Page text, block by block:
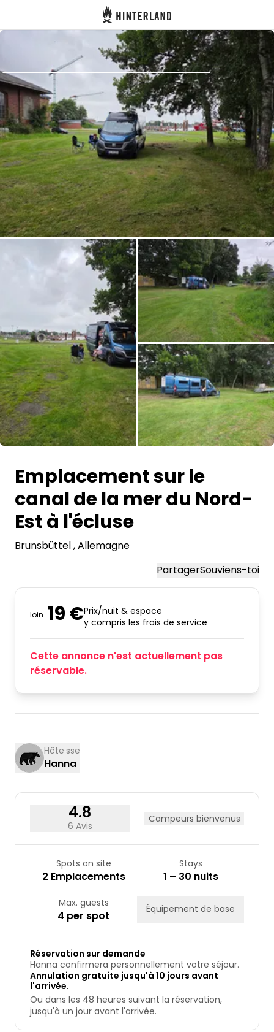
Hinterland
Se connecter
Créer un compte
Devenir hôte·sse
Emplacements
Hébergements
Demande à Howdy
Inspiration photo
Conseils et inspirations
Récits d'aventures
Bons cadeaux
Shop
Contact
Select language
Emplacement sur le
canal de la mer du Nord-
Est à l'écluse
Brunsbüttel, Allemagne
PartagerSouviens-toi
loin 19 €Prix/nuit & espace
y compris les frais de service
Cette annonce n'est actuellement pas
réservable.
Hôte·sse
Hanna
4.8
6 Avis
Campeurs bienvenus
Spots on site
2 Emplacements
Stays
1 – 30 nuits
Max. guests
4 per spot Équipement de base
Réservation sur demande
Hanna confirmera personnellement votre séjour.
Annulation gratuite jusqu'à 10 jours avant
l'arrivée.
Ou dans les 48 heures suivant la réservation,
jusqu'à un jour avant l'arrivée.